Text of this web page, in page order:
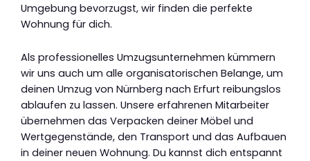
Umgebung bevorzugst, wir finden die perfekte
Wohnung für dich.
Als professionelles Umzugsunternehmen kümmern
wir uns auch um alle organisatorischen Belange, um
deinen Umzug von Nürnberg nach Erfurt reibungslos
ablaufen zu lassen. Unsere erfahrenen Mitarbeiter
übernehmen das Verpacken deiner Möbel und
Wertgegenstände, den Transport und das Aufbauen
in deiner neuen Wohnung. Du kannst dich entspannt